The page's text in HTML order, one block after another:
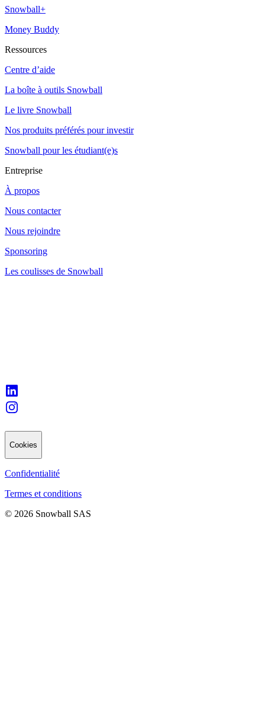
Snowball+
Money Buddy
Ressources
Centre d’aide
La boîte à outils Snowball
Le livre Snowball
Nos produits préférés pour investir
Snowball pour les étudiant(e)s
Entreprise
À propos
Nous contacter
Nous rejoindre
Sponsoring
Les coulisses de Snowball
Cookies
Confidentialité
Termes et conditions
© 2026 Snowball SAS